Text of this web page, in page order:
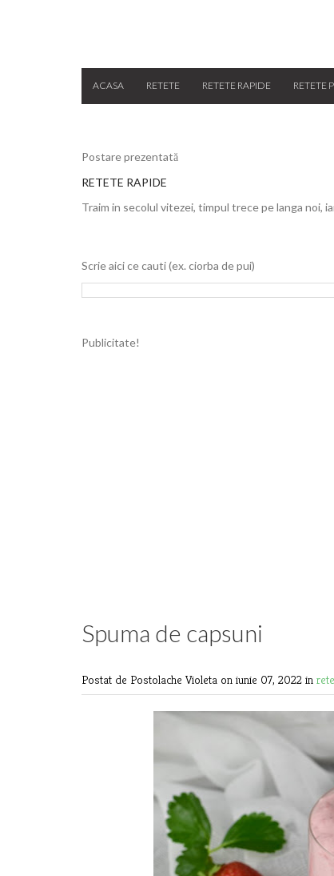
ACASA RETETE RETETE RAPIDE RETETE
Postare prezentată
RETETE RAPIDE
Traim in secolul vitezei, timpul trece pe langa noi,
Scrie aici ce cauti (ex. ciorba de pui)
Publicitate!
Spuma de capsuni
Postat de Postolache Violeta on iunie 07, 2022 in